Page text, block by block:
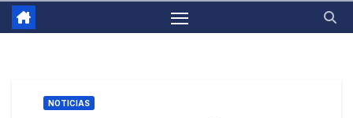
NOTICIAS